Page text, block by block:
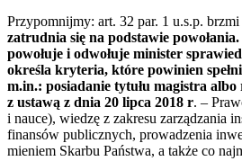
Przypomnijmy: art. 32 par. 1 u.s.p. brzmi
zatrudnia się na podstawie
powołuje i odwołuje minister
określa kryteria, które powinien
m.in.: posiadanie tytułu magistra
z ustawą z dnia 20 lipca 2018 r. –
i nauce), wiedzę z zakresu zarządzania
finansów publicznych, prowadzenia
mieniem Skarbu Państwa, a także co